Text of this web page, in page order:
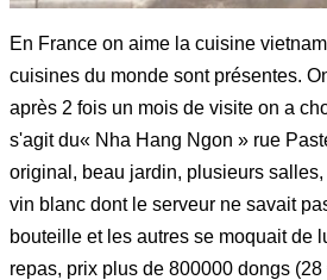
En France on aime la cuisine
cuisines du monde sont présentes.
après 2 fois un mois de visite on a
s'agit du« Nha Hang Ngon » rue
original, beau jardin, plusieurs
vin blanc dont le serveur ne savait
bouteille et les autres se moquait de
repas, prix plus de 800000 dongs